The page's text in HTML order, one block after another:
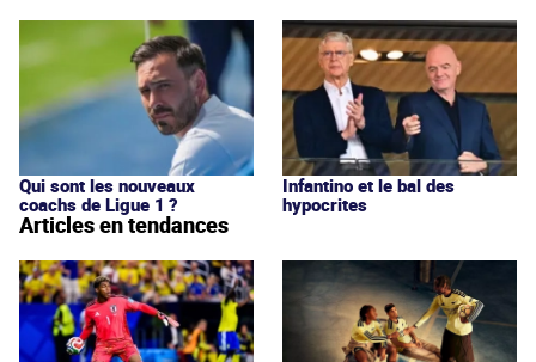
Qui sont les nouveaux
coachs de Ligue 1 ?
Infantino et le bal des
hypocrites
Articles en tendances